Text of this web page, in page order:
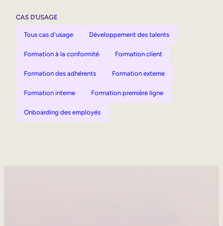
CAS D’USAGE
Tous cas d'usage Développement des talents
Formation à la conformité Formation client
Formation des adhérents Formation externe
Formation interne Formation première ligne
Onboarding des employés